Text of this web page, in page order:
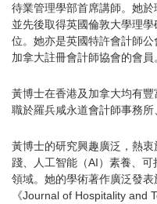
待業管理學部首席講師。她於
並先後取得英國倫敦大學理
位。她亦是英國特許會計師
加拿大註冊會計師協會的會員
黃博士在香港及加拿大均有
職於羅兵咸永道會計師事務所
黃博士的研究興趣廣泛，熱
踐、人工智能（AI）素養、
領域。她的學術著作廣泛發表
《Journal of Hospitality and